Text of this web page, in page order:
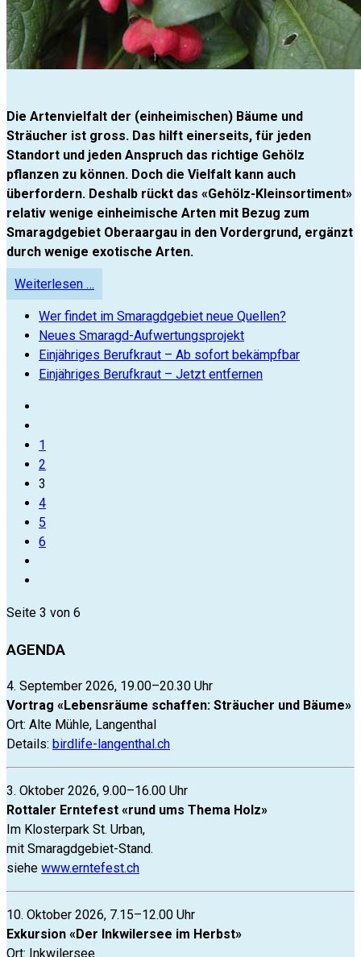
Die Artenvielfalt der (einheimischen) Bäume und
Sträucher ist gross. Das hilft einerseits, für jeden
Standort und jeden Anspruch das richtige Gehölz
pflanzen zu können. Doch die Vielfalt kann auch
überfordern. Deshalb rückt das «Gehölz-Kleinsortiment»
relativ wenige einheimische Arten mit Bezug zum
Smaragdgebiet Oberaargau in den Vordergrund, ergänzt
durch wenige exotische Arten.
Weiterlesen …
Wer findet im Smaragdgebiet neue Quellen?
Neues Smaragd-Aufwertungsprojekt
Einjähriges Berufkraut – Ab sofort bekämpfbar
Einjähriges Berufkraut – Jetzt entfernen
1
2
3
4
5
6
Seite 3 von 6
AGENDA
4. September 2026, 19.00–20.30 Uhr
Vortrag «Lebensräume schaffen: Sträucher und Bäume»
Ort: Alte Mühle, Langenthal
Details: birdlife-langenthal.ch
3. Oktober 2026, 9.00–16.00 Uhr
Rottaler Erntefest «rund ums Thema Holz»
Im Klosterpark St. Urban,
mit Smaragdgebiet-Stand.
siehe www.erntefest.ch
10. Oktober 2026, 7.15–12.00 Uhr
Exkursion «Der Inkwilersee im Herbst»
Ort: Inkwilersee